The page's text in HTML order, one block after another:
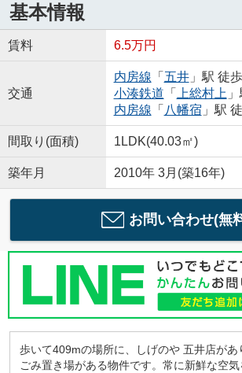
基本情報
賃料 6.5万円
交通
内房線 「 五井」駅 徒
小湊鉄道 「 上総村上
内房線 「 八幡宿 」駅
間取り(面積) 1LDK(40.03㎡)
築年月 2010年 3月(築16年)
お問い合わせ(無
歩いて409mの場所に、しげのや 五井店があ
ごみ置き場がある物件です。常に新鮮な空